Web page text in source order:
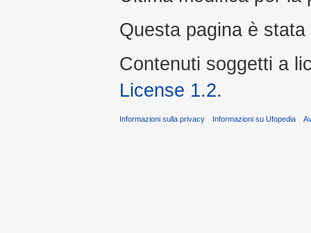
Questa pagina è
Contenuti soggetti a
License 1.2.
Informazioni sulla privacy Informazioni su Ufopedia